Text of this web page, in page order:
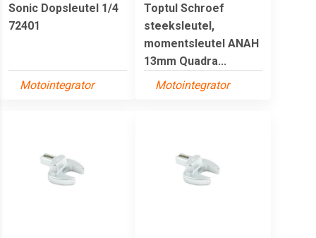
Sonic Dopsleutel 1/4
72401
Motointegrator
Toptul Schroef
steeksleutel,
momentsleutel ANAH
13mm Quadra...
Motointegrator